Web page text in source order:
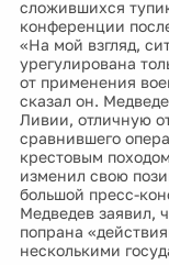
сложившихся
конференции
«На мой взгляд,
урегулирована
от применения
сказал он.
Ливии, отличную
сравнившего
крестовым
изменил свою
большой пресс-
Медведев заявил,
попрана
несколькими